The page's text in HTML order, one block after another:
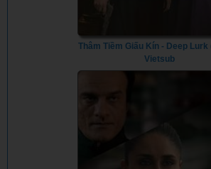
Thâm Tiềm Giấu Kín - Deep Lurk
Vietsub